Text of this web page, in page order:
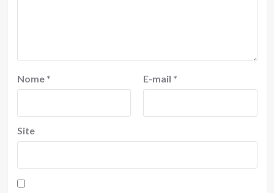
Nome * E-mail *
Site